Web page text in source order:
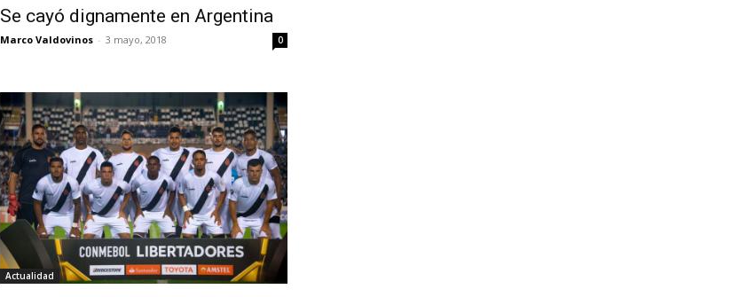
Se cayó dignamente en Argentina
Marco Valdovinos - 3 mayo, 2018 0
Actualidad